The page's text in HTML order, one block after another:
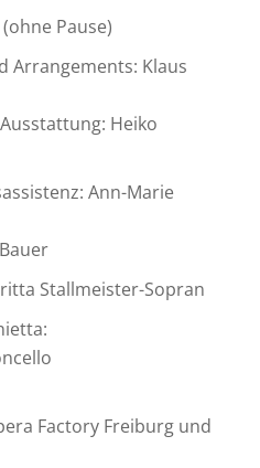
Pause)
Arrangements: Klaus
Heiko
Ann-Marie
Stallmeister-Sopran
Factory Freiburg und